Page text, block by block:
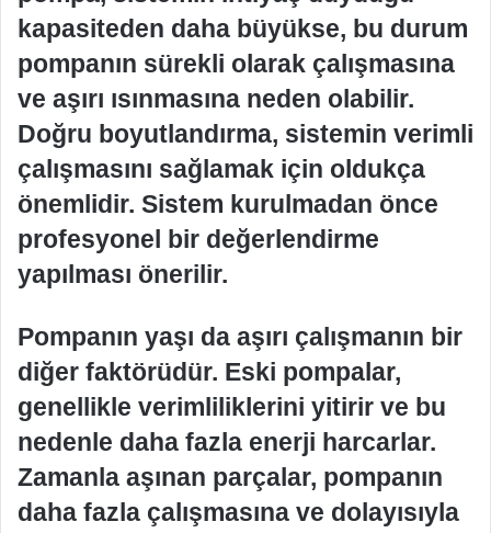
kapasiteden daha büyükse, bu durum
pompanın sürekli olarak çalışmasına
ve aşırı ısınmasına neden olabilir.
Doğru boyutlandırma, sistemin verimli
çalışmasını sağlamak için oldukça
önemlidir. Sistem kurulmadan önce
profesyonel bir değerlendirme
yapılması önerilir.
Pompanın yaşı da aşırı çalışmanın bir
diğer faktörüdür. Eski pompalar,
genellikle verimliliklerini yitirir ve bu
nedenle daha fazla enerji harcarlar.
Zamanla aşınan parçalar, pompanın
daha fazla çalışmasına ve dolayısıyla